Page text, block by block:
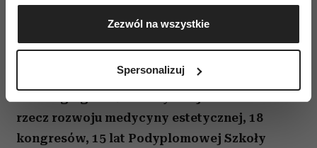
Gromadzić dane dotyczące Twojej lokalizacji
geograficznej z dokładnością nawet do kilku metrów
Identyfikować Twoje urządzenie, aktywnie
(fingerprinting, czyli wirtualny odcisk palca)
dane są przetwarzane oraz ustaw własne preferencje w
sekcji szczegółów. W Deklaracji plików cookie możesz
Zezwól na wszystkie
Spersonalizuj
Polskie Towarzystwo Medycyny Estetycznej
rzecz rozwoju medycyny estetycznej, 18
kongresów, 15 lat Podyplomowej Szkoły